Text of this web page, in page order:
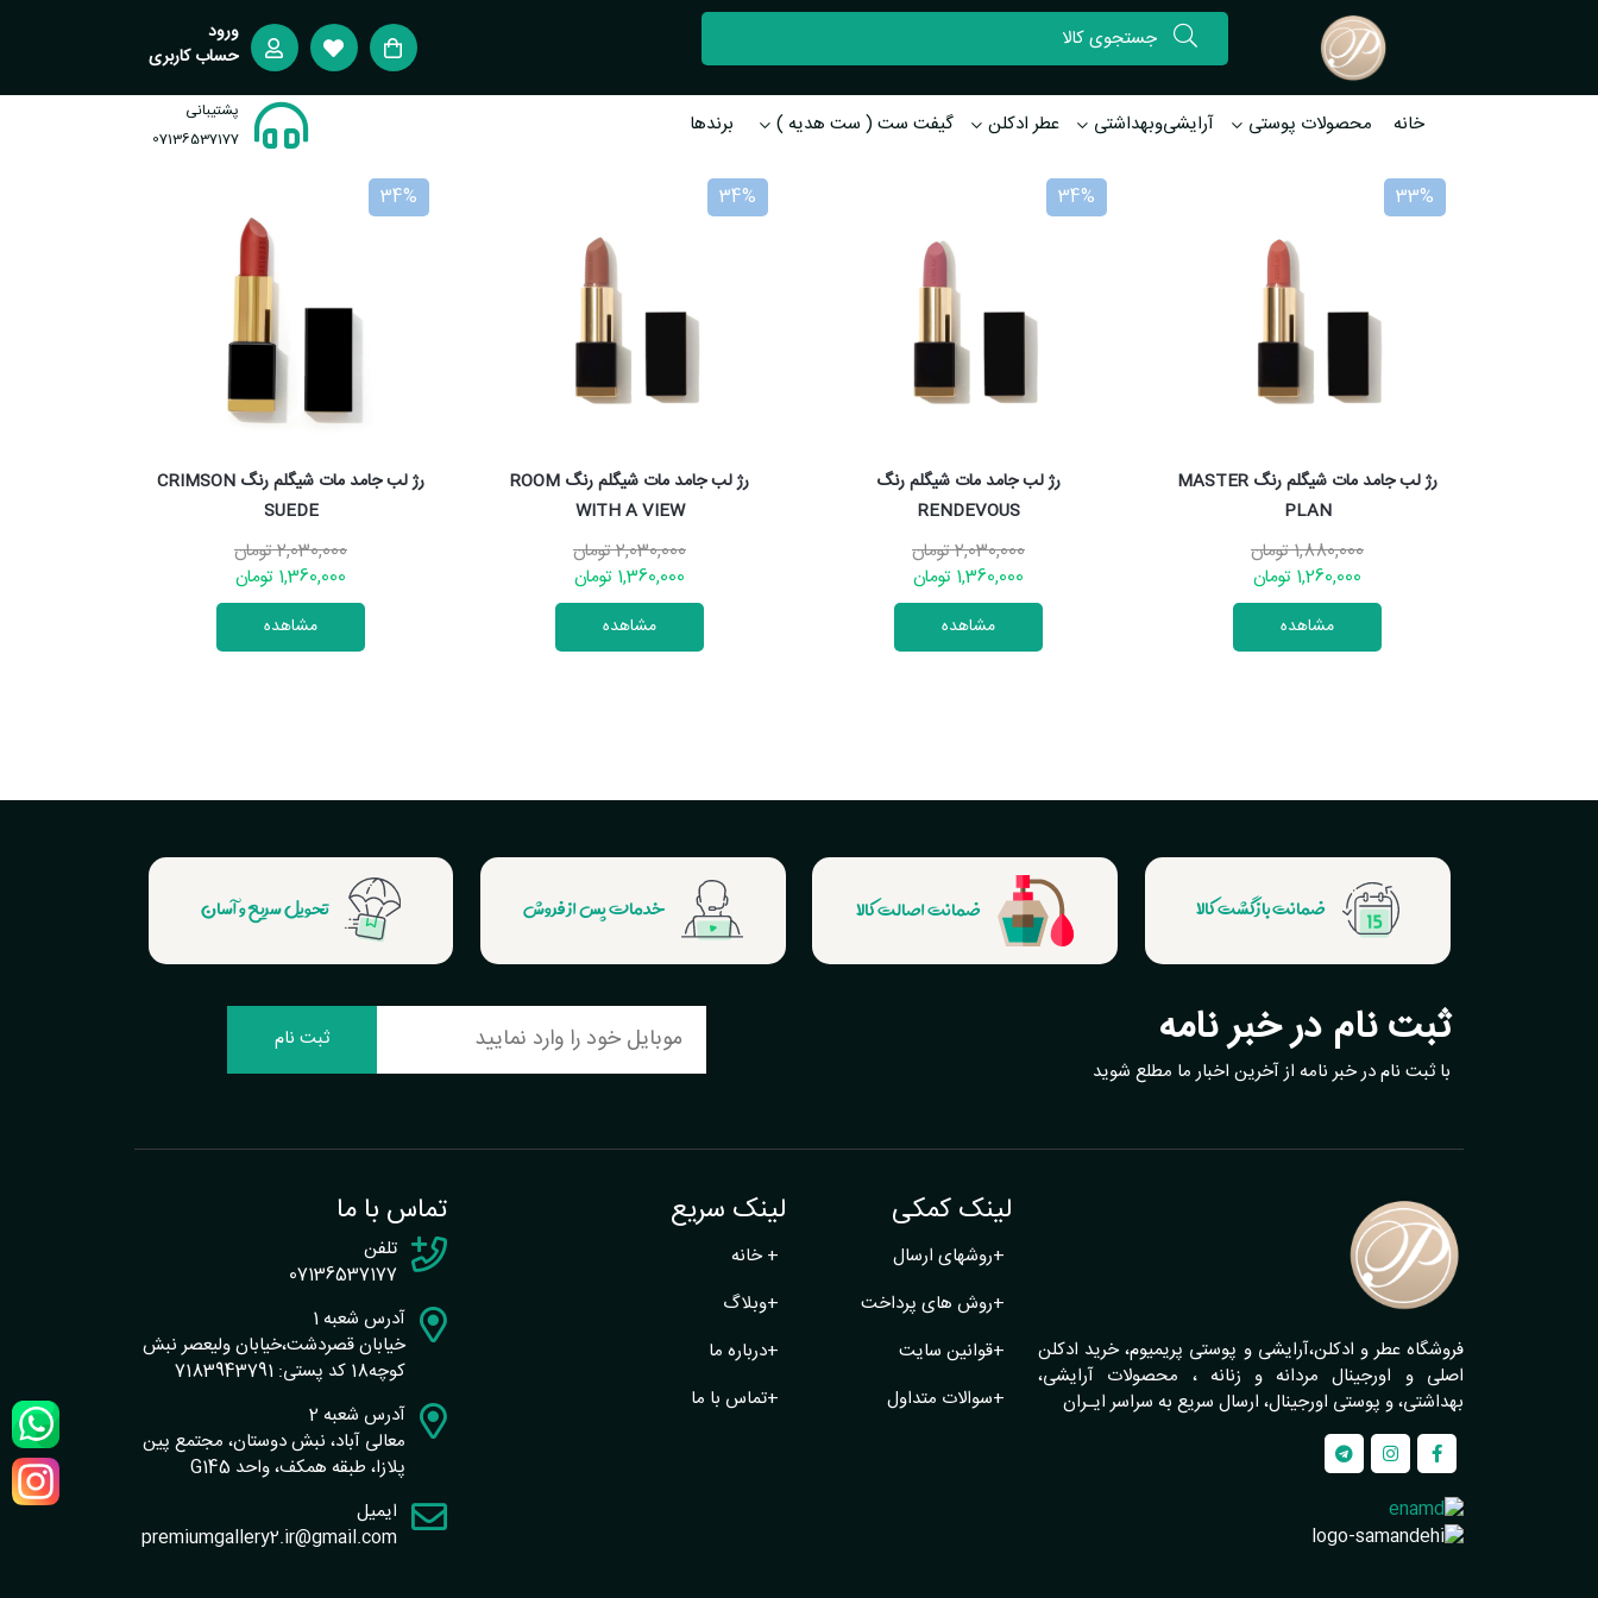
ورود
حساب کاربری
خانه محصولات پوستی آرایشی‌وبهداشتی عطر ادکلن گیفت ست ( ست هدیه ) برندها
پشتیبانی
07136537177
33%
رژ لب جامد مات شیگلم رنگ MASTER
PLAN
1,880,000 تومان
1,260,000 تومان
مشاهده
34%
رژ لب جامد مات شیگلم رنگ
RENDEVOUS
2,030,000 تومان
1,360,000 تومان
مشاهده
34%
رژ لب جامد مات شیگلم رنگ ROOM
WITH A VIEW
2,030,000 تومان
1,360,000 تومان
مشاهده
34%
رژ لب جامد مات شیگلم رنگ CRIMSON
SUEDE
2,030,000 تومان
1,360,000 تومان
مشاهده
ضمانت بازگشت کالا ضمانت اصالت کالا خدمات پس از فروش تحویل سریع و آسان
ثبت نام در خبر نامه
با ثبت نام در خبر نامه از آخرین اخبار ما مطلع شوید
ثبت نام
فروشگاه عطر و ادکلن،آرایشی و پوستی پریمیوم، خرید ادکلن
اصلی و اورجینال مردانه و زنانه ، محصولات آرایشی،
بهداشتی، و پوستی اورجینال، ارسال سریع به سراسر ایـران
لینک کمکی
+روشهای ارسال
+روش های پرداخت
+قوانین سایت
+سوالات متداول
لینک سریع
+خانه
+وبلاگ
+درباره ما
+تماس با ما
تماس با ما
تلفن
07136537177
آدرس شعبه 1
خیابان قصردشت،خیابان ولیعصر نبش
کوچه18 کد پستی: 7183943791
آدرس شعبه 2
معالی آباد، نبش دوستان، مجتمع پین
پلازا، طبقه همکف، واحد G145
ایمیل
premiumgallery2.ir@gmail.com